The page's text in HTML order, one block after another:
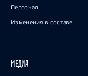
Персонал
Изменения в составе
МЕДИА